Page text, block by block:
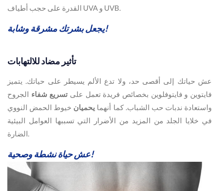
القدرة على حجب أطياف UVA و UVB.
يجعل بشرتك مشرقة وشابة!
تأثير مضاد للالتهابات
عش حياتك إلى أقصى حد، ولا تدع الألم يسيطر على حياتك. يتميز
فايتوين و فايتوفلوين بخصائص فريدة تعمل علىتسريع شفاء الجروح
واستعادة ندبات حب الشباب. كما أنهما يحميان خيوط الحمض النووي
في خلايا الجلد من المزيد من الأضرار التي تسببها العوامل البيئية
الضارة.
عش حياة نشطة وصحية!